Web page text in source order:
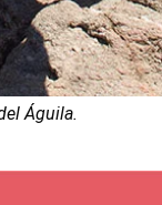
Águila.